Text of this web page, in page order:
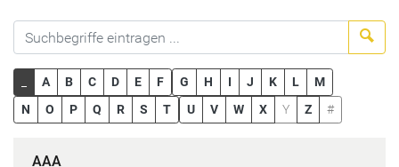
A B C D E F G H I J K L
M
N
O P Q R S T U V W X Y Z #
AAA